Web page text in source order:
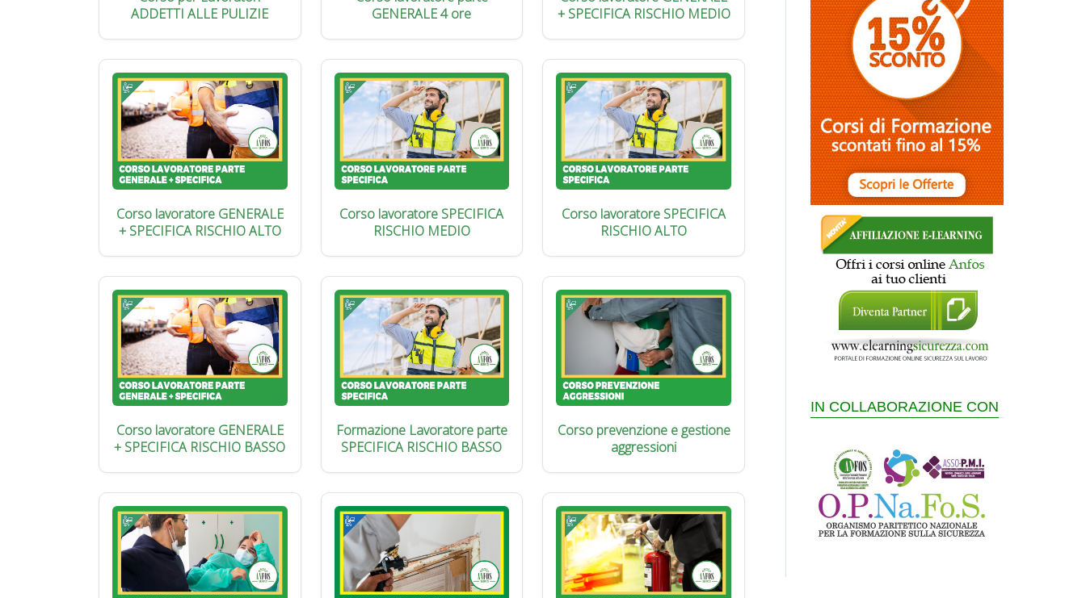
ADDETTI ALLE PULIZIE
GENERALE 4 ore
+ SPECIFICA RISCHIO MEDIO
Corso lavoratore GENERALE
+ SPECIFICA RISCHIO ALTO
Corso lavoratore SPECIFICA
RISCHIO MEDIO
Corso lavoratore SPECIFICA
RISCHIO ALTO
Corso lavoratore GENERALE
+ SPECIFICA RISCHIO BASSO
Formazione Lavoratore parte
SPECIFICA RISCHIO BASSO
Corso prevenzione e gestione
aggressioni
IN COLLABORAZIONE CON